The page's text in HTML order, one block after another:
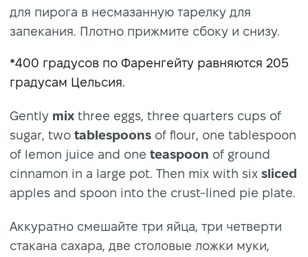
для пирога в несмазанную тарелку для
запекания. Плотно прижмите сбоку и снизу.
*400 градусов по Фаренгейту равняются 205
градусам Цельсия.
Gently mix three eggs, three quarters cups of
sugar, two tablespoons of flour, one tablespoon
of lemon juice and one teaspoon of ground
cinnamon in a large pot. Then mix with six sliced
apples and spoon into the crust-lined pie plate.
Аккуратно смешайте три яйца, три четверти
стакана сахара, две столовые ложки муки,